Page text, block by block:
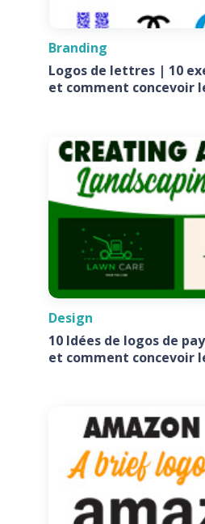
Branding
Logos de lettres | 10
et comment concevoir
Design
10 Idées de logos de
et comment concevoir